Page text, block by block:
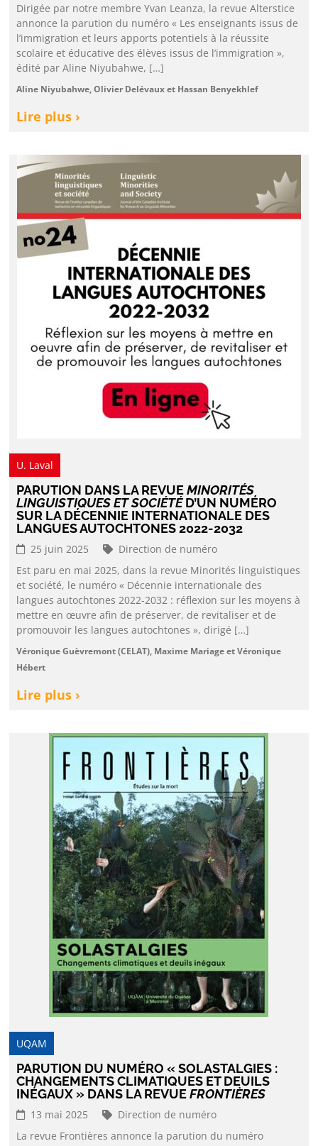
Dirigée par notre membre Yvan Leanza, la revue Alterstice
annonce la parution du numéro « Les enseignants issus de
l’immigration et leurs apports potentiels à la réussite
scolaire et éducative des élèves issus de l’immigration »,
édité par Aline Niyubahwe, […]
Aline Niyubahwe, Olivier Delévaux et Hassan Benyekhlef
Lire plus ›
U. Laval
PARUTION DANS LA REVUEMINORITÉS
LINGUISTIQUES ET SOCIÉTÉD’UN NUMÉRO
SUR LA DÉCENNIE INTERNATIONALE DES
LANGUES AUTOCHTONES 2022-2032
25 juin 2025
Direction de numéro
Est paru en mai 2025, dans la revue Minorités linguistiques
et société, le numéro « Décennie internationale des
langues autochtones 2022-2032 : réflexion sur les moyens à
mettre en œuvre afin de préserver, de revitaliser et de
promouvoir les langues autochtones », dirigé […]
Véronique Guèvremont (CELAT), Maxime Mariage et Véronique
Hébert
Lire plus ›
UQAM
PARUTION DU NUMÉRO « SOLASTALGIES :
CHANGEMENTS CLIMATIQUES ET DEUILS
INÉGAUX » DANS LA REVUEFRONTIÈRES
13 mai 2025
Direction de numéro
La revue Frontières annonce la parution du numéro